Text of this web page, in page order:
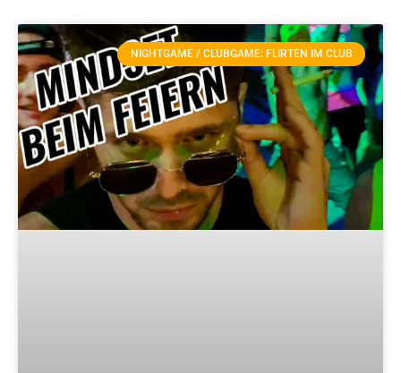
NIGHTGAME / CLUBGAME: FLIRTEN IM CLUB